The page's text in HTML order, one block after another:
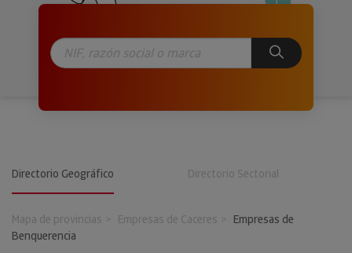
Directorio Geográfico Directorio Sectorial
Mapa de provincias Empresas de Caceres
Empresas de
Benquerencia